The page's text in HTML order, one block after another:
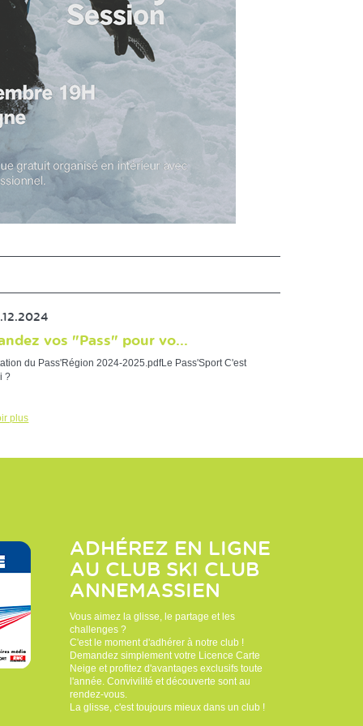
vos "Pass" pour vo...
du Pass'Région 2024-2025.pdfLe Pass'Sport C'est
?
plus
ADHÉREZ EN LIGNE
AU CLUB SKI CLUB
ANNEMASSIEN
Vous aimez la glisse, le partage et les
challenges ?
C'est le moment d'adhérer à notre club !
Demandez simplement votre Licence Carte
Neige et profitez d'avantages exclusifs toute
l'année. Convivilité et découverte sont au
rendez-vous.
La glisse, c'est toujours mieux dans un club !